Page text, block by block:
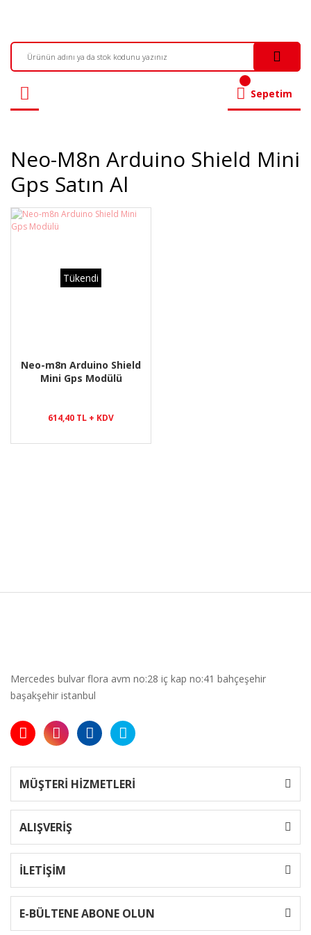
Sepetim
Neo-M8n Arduino Shield Mini
Gps Satın Al
Tükendi
Neo-m8n Arduino Shield
Mini Gps Modülü
614,40 TL + KDV
Mercedes bulvar flora avm no:28 iç kap no:41 bahçeşehir
başakşehir istanbul
MÜŞTERİ HİZMETLERİ
ALIŞVERİŞ
İLETİŞİM
E-BÜLTENE ABONE OLUN